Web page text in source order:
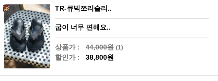
TR-큐빅쪼리슬리..
굽이 너무 편해요..
상품가 : 44,000원 (1)
할인가 : 38,800원